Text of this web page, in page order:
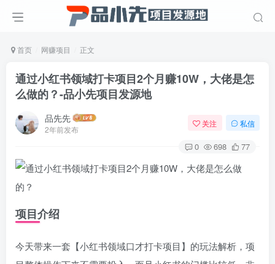
首页 网赚项目 正文
通过小红书领域打卡项目2个月赚10W，大佬是怎
么做的？-品小先项目发源地
品先先
2年前发布
关注 私信
0 698 77
项目介绍
今天带来一套【小红书领域口才打卡项目】的玩法解析，项